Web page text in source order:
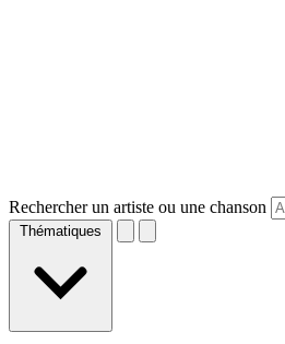
Rechercher un artiste ou une chanson
Thématiques